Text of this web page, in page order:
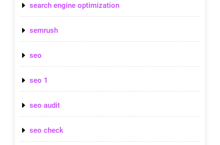
search engine optimization
semrush
seo
seo 1
seo audit
seo check